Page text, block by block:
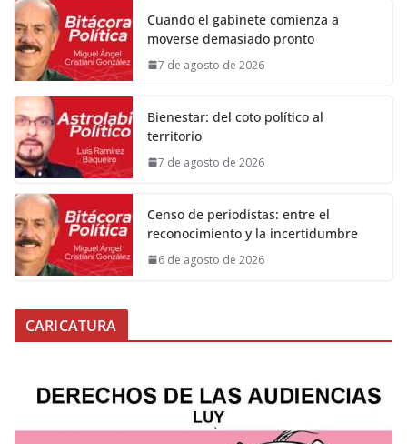
Cuando el gabinete comienza a
moverse demasiado pronto
7 de agosto de 2026
Bienestar: del coto político al
territorio
7 de agosto de 2026
Censo de periodistas: entre el
reconocimiento y la incertidumbre
6 de agosto de 2026
CARICATURA